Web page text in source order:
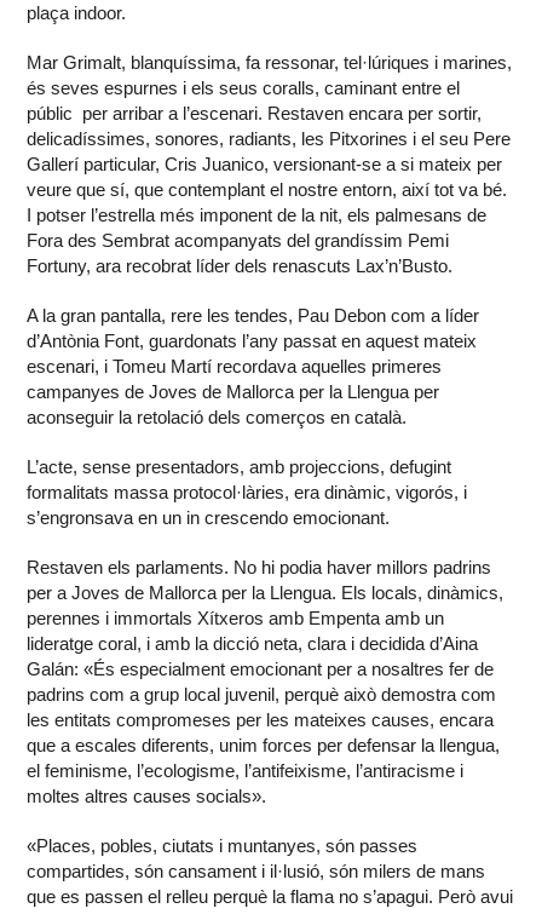
plaça indoor.
Mar Grimalt, blanquíssima, fa ressonar, tel·lúriques i marines,
és seves espurnes i els seus coralls, caminant entre el
públic per arribar a l’escenari. Restaven encara per sortir,
delicadíssimes, sonores, radiants, les Pitxorines i el seu Pere
Gallerí particular, Cris Juanico, versionant-se a si mateix per
veure que sí, que contemplant el nostre entorn, així tot va bé.
I potser l’estrella més imponent de la nit, els palmesans de
Fora des Sembrat acompanyats del grandíssim Pemi
Fortuny, ara recobrat líder dels renascuts Lax’n’Busto.
A la gran pantalla, rere les tendes, Pau Debon com a líder
d’Antònia Font, guardonats l’any passat en aquest mateix
escenari, i Tomeu Martí recordava aquelles primeres
campanyes de Joves de Mallorca per la Llengua per
aconseguir la retolació dels comerços en català.
L’acte, sense presentadors, amb projeccions, defugint
formalitats massa protocol·làries, era dinàmic, vigorós, i
s’engronsava en un in crescendo emocionant.
Restaven els parlaments. No hi podia haver millors padrins
per a Joves de Mallorca per la Llengua. Els locals, dinàmics,
perennes i immortals Xítxeros amb Empenta amb un
lideratge coral, i amb la dicció neta, clara i decidida d’Aina
Galán: «És especialment emocionant per a nosaltres fer de
padrins com a grup local juvenil, perquè això demostra com
les entitats compromeses per les mateixes causes, encara
que a escales diferents, unim forces per defensar la llengua,
el feminisme, l’ecologisme, l’antifeixisme, l’antiracisme i
moltes altres causes socials».
«Places, pobles, ciutats i muntanyes, són passes
compartides, són cansament i il·lusió, són milers de mans
que es passen el relleu perquè la flama no s’apagui. Però avui